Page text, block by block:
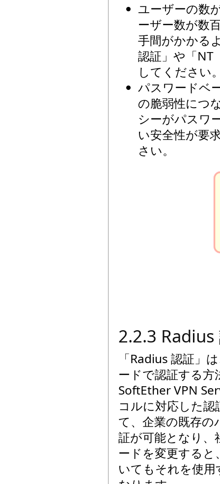
ユーザーの数
ーザー数が数
手間がかかる
認証」や「NT
してください
パスワードベ
の脆弱性につ
シーがパスワ
い安全性が要
さい。
2.2.3 Radius
「Radius 認証」
ードで認証する
SoftEther VPN
コルに対応した
て、企業の既存
証が可能となり
ードを変更する
いてもそれを使